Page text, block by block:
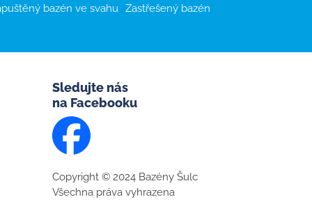
bazén ve svahu
Zastřešený bazén
Sledujte nás
na Facebooku
Copyright © 2024 Bazény Šulc
Všechna práva vyhrazena